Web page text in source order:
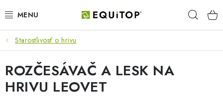
na
JAZDEC
KÔŇ
PONY
Starostlivosť o hrivu
ROZČESÁVAČ A LESK NA
HRIVU LEOVET